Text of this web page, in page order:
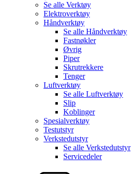
Se alle Verktøy
Elektroverktøy
Håndverktøy
Se alle Håndverktøy
Fastnøkler
Øvrig
Piper
Skrutrekkere
Tenger
Luftverktøy
Se alle Luftverktøy
Slip
Koblinger
Spesialverktøy
Testutstyr
Verkstedutstyr
Se alle Verkstedutstyr
Servicedeler